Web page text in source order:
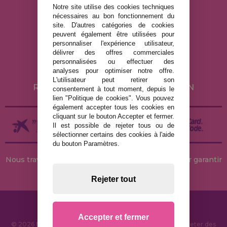
MENTIONS LÉGALES
POLITIQUE DE CONFIDENTIALITÉ
POLITIQUE DE COOKIES
LIVRAISON ET RETOUR
RETOURS / DROIT DE RÉTRACTATION
Nous travaillons avec des stocks permanents pour garantir
© 2026 MaisonDesPuzzles.fr - Boutique en ligne pour acheter des
Notre site utilise des cookies techniques
nécessaires au bon fonctionnement du
site. D'autres catégories de cookies
peuvent également être utilisées pour
personnaliser l'expérience utilisateur,
délivrer des offres commerciales
personnalisées ou effectuer des
analyses pour optimiser notre offre.
L'utilisateur peut retirer son
consentement à tout moment, depuis le
lien "Politique de cookies". Vous pouvez
également accepter tous les cookies en
cliquant sur le bouton Accepter et fermer.
Il est possible de rejeter tous ou de
sélectionner certains des cookies à l'aide
du bouton Paramètres.
Rejeter tout
Accepter et fermer